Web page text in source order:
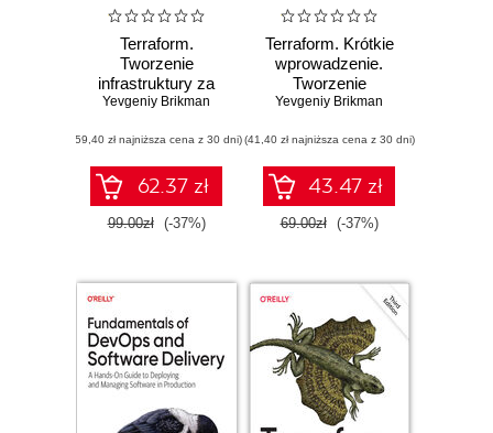
Terraform.
Tworzenie
infrastruktury za
pomocą kodu.
Yevgeniy Brikman
(59,40 zł najniższa cena z 30 dni)
62.37 zł
99.00zł (-37%)
Terraform. Krótkie
wprowadzenie.
Tworzenie
infrastruktury za
Wydanie II
Yevgeniy Brikman
(41,40 zł najniższa cena z 30 dni)
43.47 zł
69.00zł (-37%)